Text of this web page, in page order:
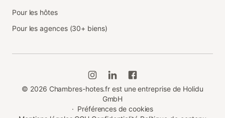
Pour les hôtes
Pour les agences (30+ biens)
© 2026 Chambres-hotes.fr est une entreprise de Holidu
GmbH
· Préférences de cookies